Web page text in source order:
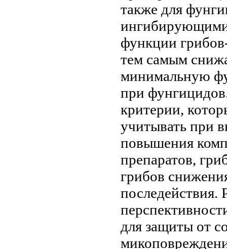
также для
функции
тем самым
минимальную
при
критерии,
учитывать при
повышения
препаратов,
грибов
последействия.
для защиты от